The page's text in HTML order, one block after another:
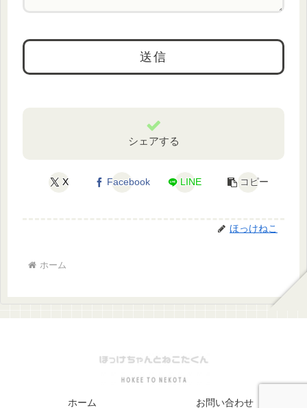
シェアする
X Facebook LINE コピー
ほっけねこ
ホーム
ホーム お問い合わせ